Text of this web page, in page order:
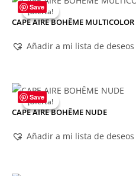
Save
¡Oferta!
¡Oferta!
CAPE AIRE BOHÊME MULTICOLOR
Añadir a mi lista de deseos
Save
¡Oferta!
¡Oferta!
CAPE AIRE BOHÊME NUDE
Añadir a mi lista de deseos